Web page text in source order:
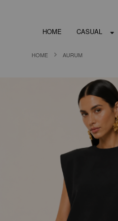
HOME CASUAL
HOME AURUM